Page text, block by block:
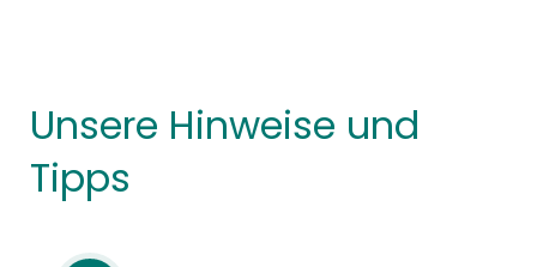
Unsere Hinweise und
Tipps